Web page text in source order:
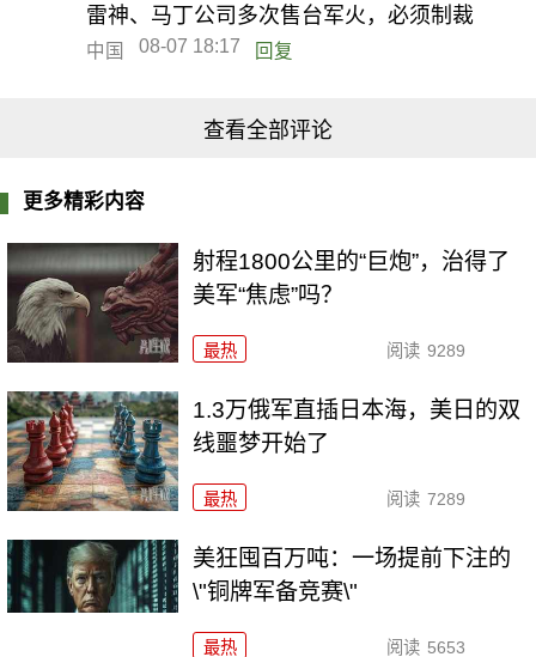
雷神、马丁公司多次售台军火，必须制裁
中国 08-07 18:17 回复
查看全部评论
更多精彩内容
射程1800公里的“巨炮”，治得了
美军“焦虑”吗？
最热 阅读 9289
1.3万俄军直插日本海，美日的双
线噩梦开始了
最热 阅读 7289
美狂囤百万吨：一场提前下注的
\"铜牌军备竞赛\"
最热 阅读 5653